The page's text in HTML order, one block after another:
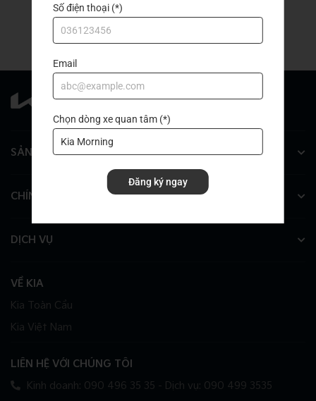
SẢN PHẨM
CHÍNH SÁCH
DỊCH VỤ
VỀ KIA
Kia Toàn Cầu
Kia Việt Nam
LIÊN HỆ VỚI CHÚNG TÔI
Kinh doanh: 090 496 35 35 - Dịch vụ: 090 499 3535
Số điện thoại (*)
Email
Chọn dòng xe quan tâm (*)
Đăng ký ngay